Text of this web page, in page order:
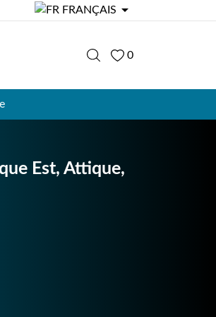
FRANÇAIS 
0
Est, Attique,